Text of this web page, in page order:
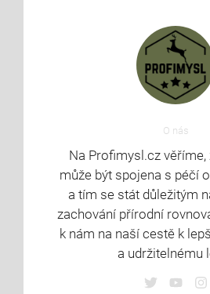
O nás
Na Profimysl.cz
může být spojena s péčí
a tím se stát důležitým
zachování přírodní
k nám na naší cestě k
a udržitelnému